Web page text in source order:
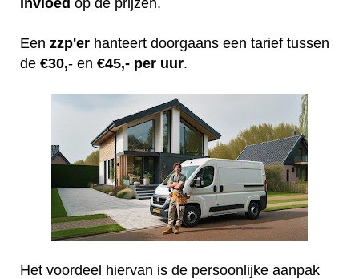
Een zzp'er hanteert doorgaans een tarief tussen
de €30,- en €45,- per uur.
Het voordeel hiervan is de persoonlijke aanpak